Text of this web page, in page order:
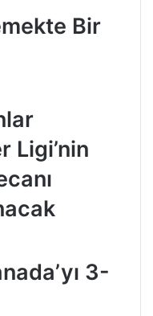
Bir
Ligi’nin
3-